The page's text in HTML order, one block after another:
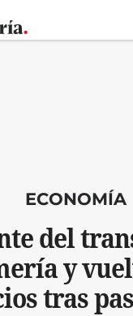
ECONOMÍA
del
y
tras